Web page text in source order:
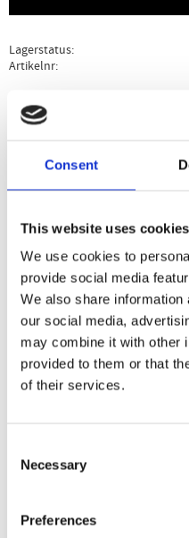
Consent
This website uses cookies
We use cookies to
provide social media
We also share
our social media,
may combine it with other
provided to them or that
of their services.
Selection
Necessary
Preferences
Lagerstatus
Artikelnr
Ge ett omdöme!
Produktbeskrivning
Dela